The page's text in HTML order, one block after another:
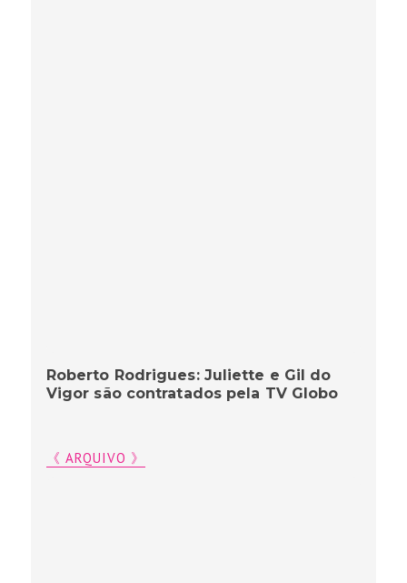
Roberto Rodrigues: Juliette e Gil do
Vigor são contratados pela TV Globo
《 ARQUIVO 》